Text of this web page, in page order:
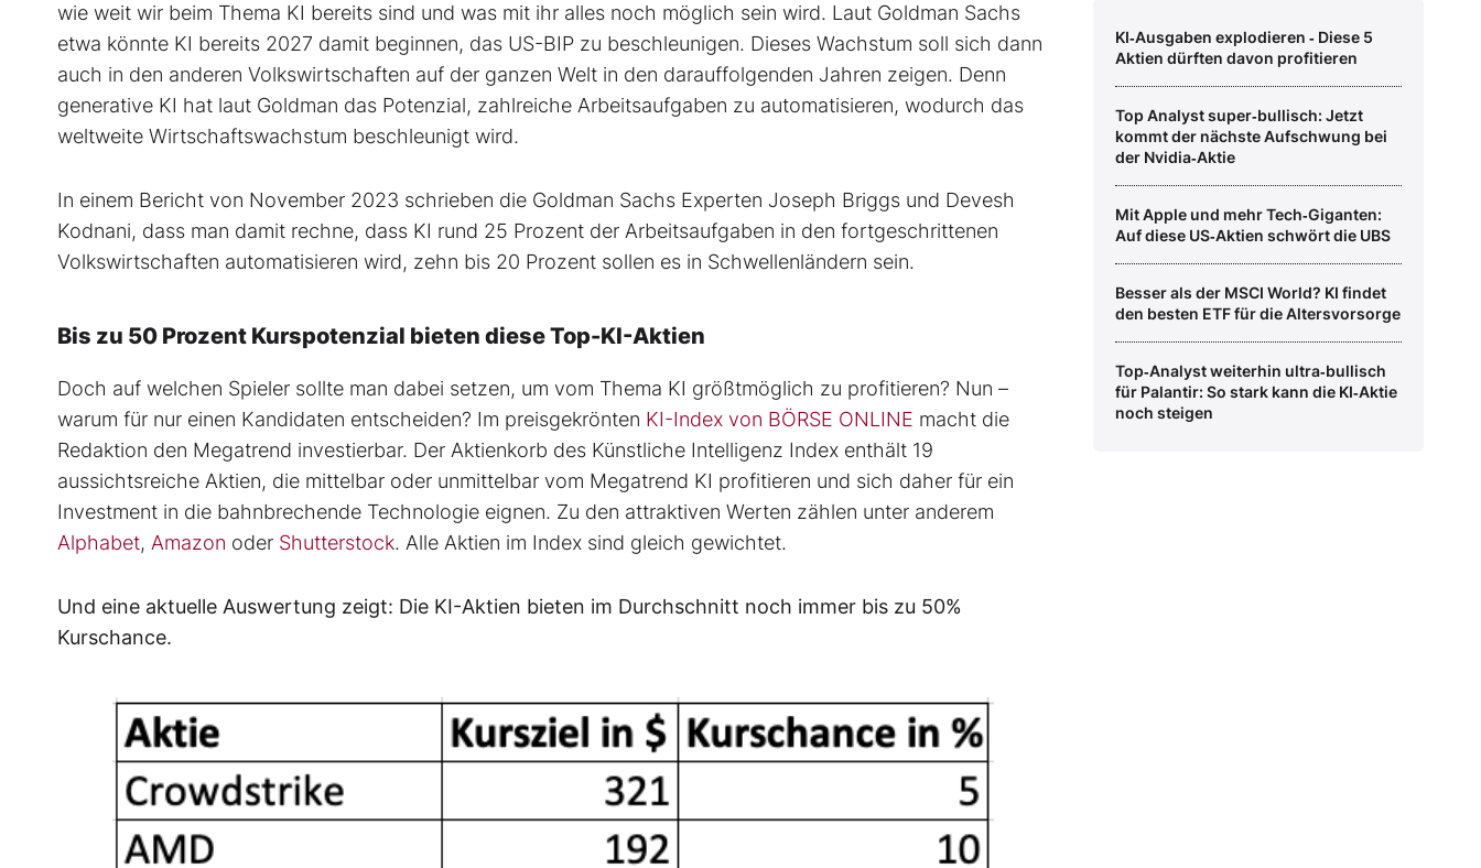
wie weit wir beim Thema KI bereits sind und was mit ihr alles noch möglich sein wird. Laut Goldman Sachs
etwa könnte KI bereits 2027 damit beginnen, das US-BIP zu beschleunigen. Dieses Wachstum soll sich dann
auch in den anderen Volkswirtschaften auf der ganzen Welt in den darauffolgenden Jahren zeigen. Denn
generative KI hat laut Goldman das Potenzial, zahlreiche Arbeitsaufgaben zu automatisieren, wodurch das
weltweite Wirtschaftswachstum beschleunigt wird.
In einem Bericht von November 2023 schrieben die Goldman Sachs Experten Joseph Briggs und Devesh
Kodnani, dass man damit rechne, dass KI rund 25 Prozent der Arbeitsaufgaben in den fortgeschrittenen
Volkswirtschaften automatisieren wird, zehn bis 20 Prozent sollen es in Schwellenländern sein.
Bis zu 50 Prozent Kurspotenzial bieten diese Top-KI-Aktien
Doch auf welchen Spieler sollte man dabei setzen, um vom Thema KI größtmöglich zu profitieren? Nun –
warum für nur einen Kandidaten entscheiden? Im preisgekrönten KI-Index von BÖRSE ONLINE macht die
Redaktion den Megatrend investierbar. Der Aktienkorb des Künstliche Intelligenz Index enthält 19
aussichtsreiche Aktien, die mittelbar oder unmittelbar vom Megatrend KI profitieren und sich daher für ein
Investment in die bahnbrechende Technologie eignen. Zu den attraktiven Werten zählen unter anderem
Alphabet, Amazon oder Shutterstock. Alle Aktien im Index sind gleich gewichtet.
Und eine aktuelle Auswertung zeigt: Die KI-Aktien bieten im Durchschnitt noch immer bis zu 50%
Kurschance.
KI‑Ausgaben explodieren ‑ Diese 5
Aktien dürften davon profitieren
Top Analyst super‑bullisch: Jetzt
kommt der nächste Aufschwung bei
der Nvidia‑Aktie
Mit Apple und mehr Tech‑Giganten:
Auf diese US‑Aktien schwört die UBS
Besser als der MSCI World? KI findet
den besten ETF für die Altersvorsorge
Top‑Analyst weiterhin ultra‑bullisch
für Palantir: So stark kann die KI‑Aktie
noch steigen